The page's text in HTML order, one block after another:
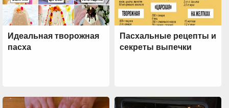
Идеальная творожная
пасха
Пасхальные рецепты и
секреты выпечки